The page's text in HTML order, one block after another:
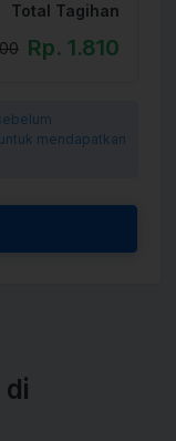
Total Tagihan
Rp. 1.810
mendapatkan